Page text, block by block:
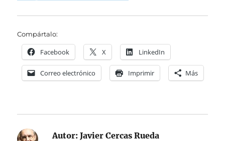
Compártalo:
Facebook X LinkedIn
Correo electrónico Imprimir Más
Autor: Javier Cercas Rueda